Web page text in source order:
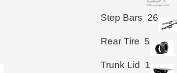
Step Bars 26
Rear Tire 5
Trunk Lid 1